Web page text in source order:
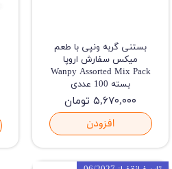
بستنی گربه ونپی با طعم
میکس سفارش اروپا
Wanpy Assorted Mix Pack
بسته 100 عددی
۵,۶۷۰,۰۰۰ تومان
افزودن